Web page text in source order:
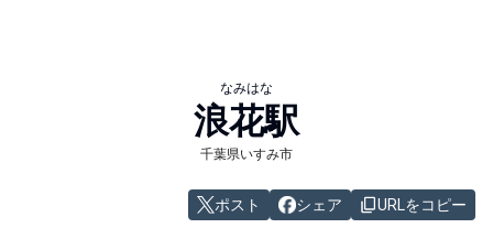
なみはな
浪花駅
千葉県いすみ市
ポスト シェア URLをコピー